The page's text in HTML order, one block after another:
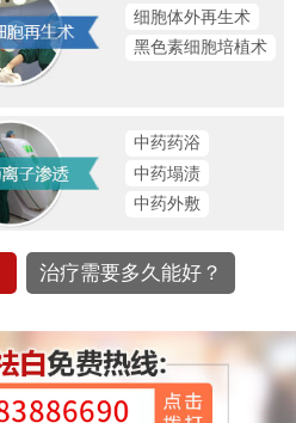
细胞体外再生术
黑色素细胞培植术
中药药浴
中药塌渍
中药外敷
治疗需要多久能好？